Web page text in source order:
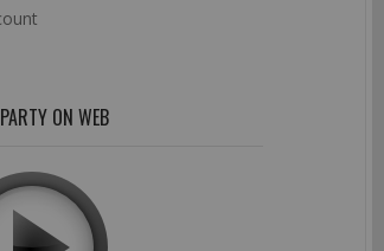
ON WEB